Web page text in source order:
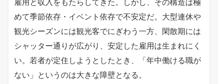
めて季節依存・イベント依存で不安定だ。大型連休や
観光シーズンには観光客でにぎわう一方、閑散期には
シャッター通りが広がり、安定した雇用は生まれにく
い。若者が定住しようとしたとき、「年中働ける職が
ない」というのは大きな障壁となる。